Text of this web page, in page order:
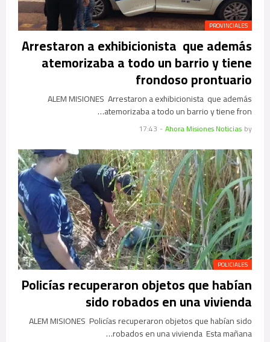
PROVINCIALES
Arrestaron a exhibicionista que además
atemorizaba a todo un barrio y tiene
frondoso prontuario
ALEM MISIONES Arrestaron a exhibicionista que además
atemorizaba a todo un barrio y tiene fron…
by
Ahora Misiones Noticias
-
17:43
POLICIALES
Policías recuperaron objetos que habían
sido robados en una vivienda
ALEM MISIONES Policías recuperaron objetos que habían sido
robados en una vivienda Esta mañana…